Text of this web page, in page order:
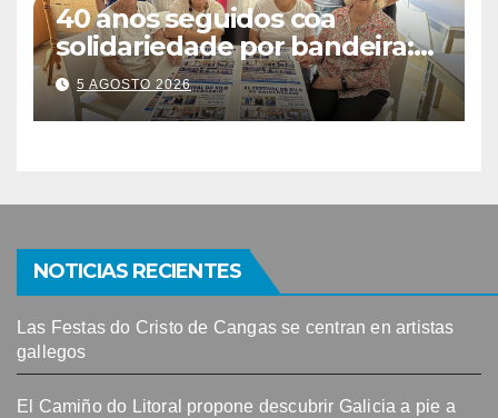
40 anos seguidos coa
solidariedade por bandeira:
este venres celébrase o
Festival do Kilo no Auditorio
5 AGOSTO 2026
NOTICIAS RECIENTES
Las Festas do Cristo de Cangas se centran en artistas
gallegos
El Camiño do Litoral propone descubrir Galicia a pie a